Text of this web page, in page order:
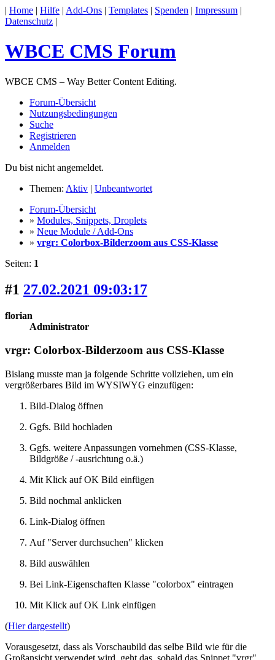
| Home | Hilfe | Add-Ons | Templates | Spenden | Impressum |
Datenschutz |
WBCE CMS Forum
WBCE CMS – Way Better Content Editing.
Forum-Übersicht
Nutzungsbedingungen
Suche
Registrieren
Anmelden
Du bist nicht angemeldet.
Themen: Aktiv | Unbeantwortet
Forum-Übersicht
» Modules, Snippets, Droplets
» Neue Module / Add-Ons
» vrgr: Colorbox-Bilderzoom aus CSS-Klasse
Seiten: 1
#1 27.02.2021 09:03:17
florian
Administrator
vrgr: Colorbox-Bilderzoom aus CSS-Klasse
Bislang musste man ja folgende Schritte vollziehen, um ein
vergrößerbares Bild im WYSIWYG einzufügen:
Bild-Dialog öffnen
Ggfs. Bild hochladen
Ggfs. weitere Anpassungen vornehmen (CSS-Klasse,
Bildgröße / -ausrichtung o.ä.)
Mit Klick auf OK Bild einfügen
Bild nochmal anklicken
Link-Dialog öffnen
Auf "Server durchsuchen" klicken
Bild auswählen
Bei Link-Eigenschaften Klasse "colorbox" eintragen
Mit Klick auf OK Link einfügen
(Hier dargestellt)
Vorausgesetzt, dass als Vorschaubild das selbe Bild wie für die